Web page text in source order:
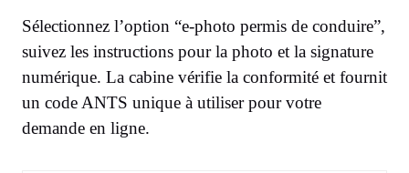
Sélectionnez l’option “e-photo permis de conduire”,
suivez les instructions pour la photo et la signature
numérique. La cabine vérifie la conformité et fournit
un code ANTS unique à utiliser pour votre
demande en ligne.